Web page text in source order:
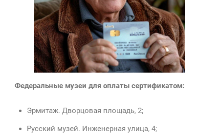
Федеральные музеи для оплаты сертификатом:
Эрмитаж. Дворцовая площадь, 2;
Русский музей. Инженерная улица, 4;